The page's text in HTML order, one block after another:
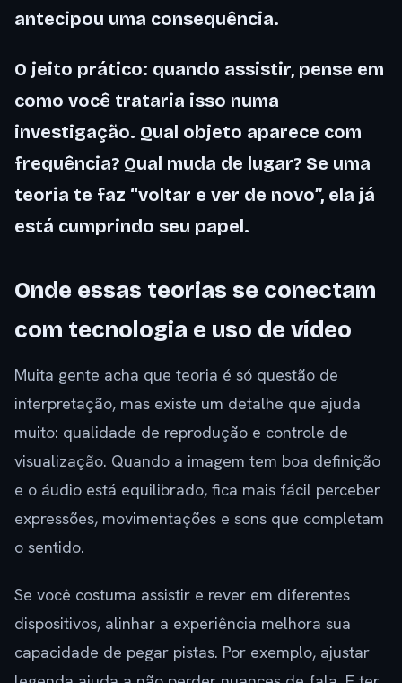
antecipou uma consequência.
O jeito prático: quando assistir, pense em
como você trataria isso numa
investigação. Qual objeto aparece com
frequência? Qual muda de lugar? Se uma
teoria te faz “voltar e ver de novo”, ela já
está cumprindo seu papel.
Onde essas teorias se conectam
com tecnologia e uso de vídeo
Muita gente acha que teoria é só questão de
interpretação, mas existe um detalhe que ajuda
muito: qualidade de reprodução e controle de
visualização. Quando a imagem tem boa definição
e o áudio está equilibrado, fica mais fácil perceber
expressões, movimentações e sons que completam
o sentido.
Se você costuma assistir e rever em diferentes
dispositivos, alinhar a experiência melhora sua
capacidade de pegar pistas. Por exemplo, ajustar